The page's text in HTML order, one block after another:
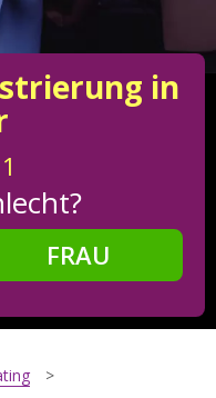
in
1
FRAU
2